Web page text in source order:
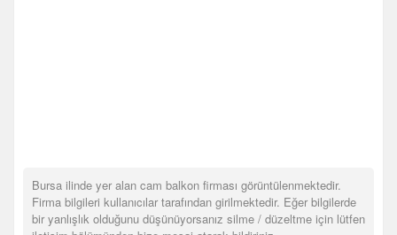
Bursa ilinde yer alan cam balkon firması görüntülenmektedir.
Firma bilgileri kullanıcılar tarafından girilmektedir. Eğer bilgilerde
bir yanlışlık olduğunu düşünüyorsanız silme / düzeltme için lütfen